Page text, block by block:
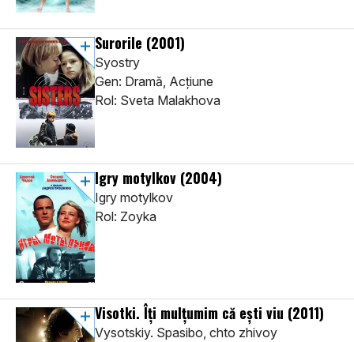
Surorile (2001)
Syostry
Gen: Dramă, Acţiune
Rol: Sveta Malakhova
Igry motylkov (2004)
Igry motylkov
Rol: Zoyka
Visotki. Îți mulțumim că ești viu (2011)
Vysotskiy. Spasibo, chto zhivoy